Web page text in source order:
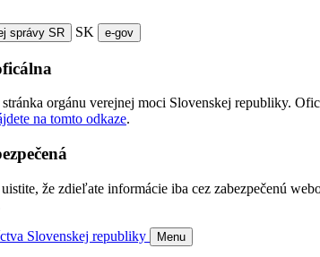
správy SR SK e-gov
orgánu verejnej moci Slovenskej republiky.
na tomto odkaze.
že zdieľate informácie iba cez zabezpečenú
Menu